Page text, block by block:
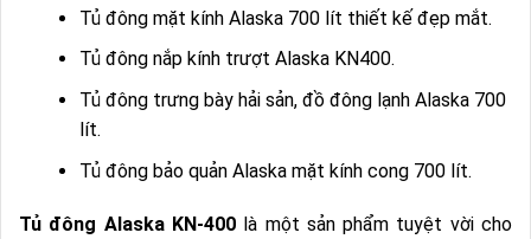
Tủ đông mặt kính Alaska 700 lít thiết kế đẹp mắt.
Tủ đông nắp kính trượt Alaska KN400.
Tủ đông trưng bày hải sản, đồ đông lạnh Alaska 700
lít.
Tủ đông bảo quản Alaska mặt kính cong 700 lít.
Tủ đông Alaska KN-400 là một sản phẩm tuyệt vời cho